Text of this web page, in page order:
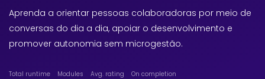
Aprenda a orientar pessoas colaboradoras por meio de
conversas do dia a dia, apoiar o desenvolvimento e
promover autonomia sem microgestão.
Total runtime Modules Avg. rating On completion